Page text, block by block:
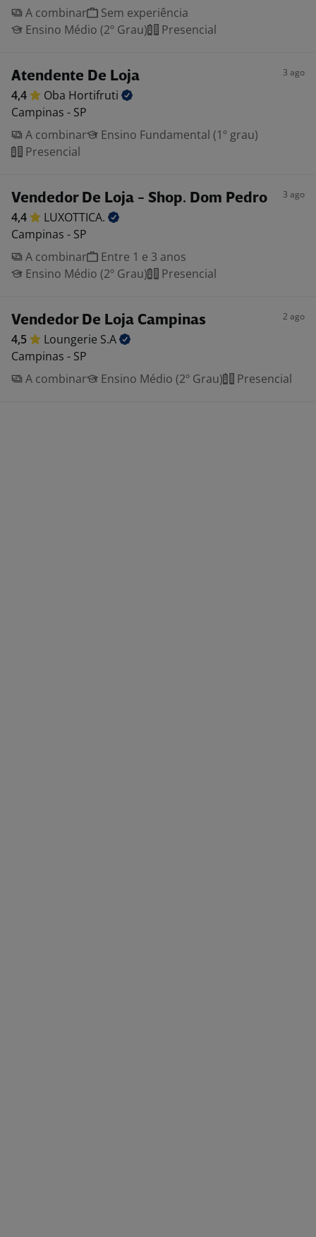
A combinar
Sem experiência
Ensino Médio (2º Grau)
Presencial
Atendente De Loja 3 ago
4,4 Oba Hortifruti
Campinas - SP
A combinar
Ensino Fundamental (1º grau)
Presencial
Vendedor De Loja - Shop. Dom Pedro 3 ago
4,4
LUXOTTICA.
Campinas - SP
A combinar
Entre 1 e 3 anos
Ensino Médio (2º Grau)
Presencial
Vendedor De Loja Campinas 2 ago
4,5 Loungerie S.A
Campinas - SP
A combinar
Ensino Médio (2º Grau) Presencial